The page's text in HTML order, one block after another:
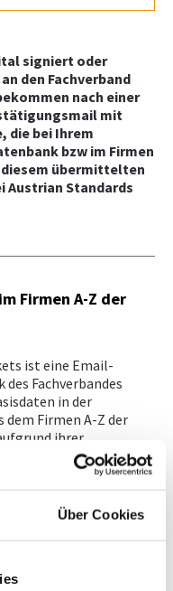
Über Cookies
signiert oder
den Fachverband
nach einer
mit
die bei Ihrem
bzw im Firmen
diesem übermittelten
Austrian Standards
Firmen A-Z der
ist eine Email-
Fachverbandes
in der
Firmen A-Z der
ihrer
Basisdaten
A-Z erfasst.
und Email-
eingetragen.
im Firmen A-Z